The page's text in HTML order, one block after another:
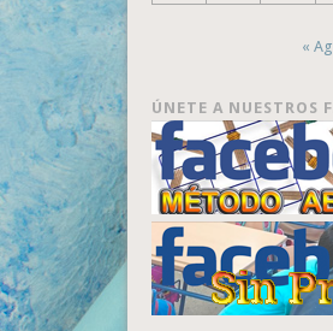
«
ÚNETE A NUESTROS